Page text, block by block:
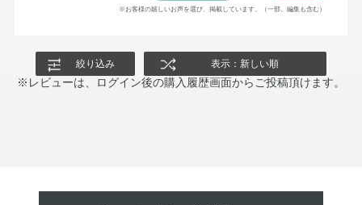
※お客様の嬉しいお声を選び、掲載しています。（一部、編集も含む）
絞り込み 表示：新しい順
※レビューは、ログイン後の購入履歴画面からご投稿頂けます。